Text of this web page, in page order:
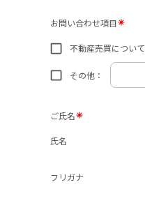
お問い合わせ項目
不動産売買について
その他：
ご氏名
氏名
フリガナ